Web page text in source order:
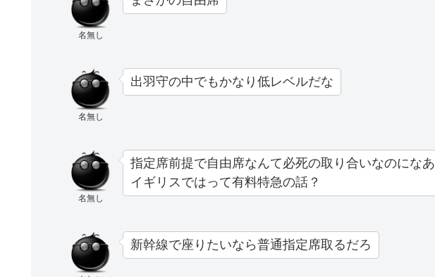
名無し
名無し
出羽守の中でもかなり低レベルだな
名無し
指定席前提で自由席なんて必死の取り合いなのになあ
イギリスではって有料特急の話？
新幹線で座りたいなら普通指定席取るだろ